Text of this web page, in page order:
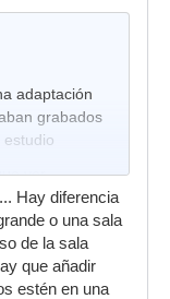
adaptación
grabados
ver.
Hay diferencia
o una sala
de la sala
que añadir
estén en una